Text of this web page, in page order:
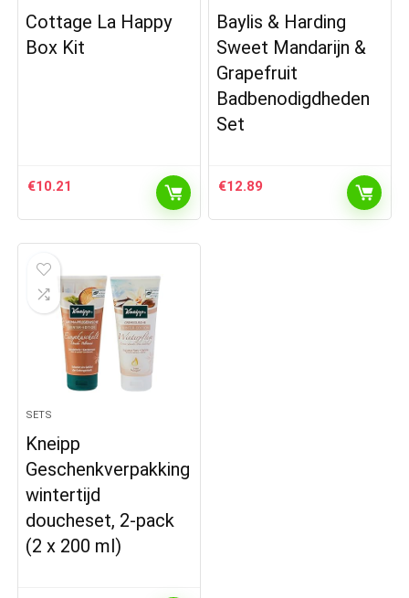
Cottage La Happy
Box Kit
€10.21
Baylis & Harding
Sweet Mandarijn &
Grapefruit
Badbenodigdheden
Set
€12.89
SETS
Kneipp
Geschenkverpakking
wintertijd
doucheset, 2-pack
(2 x 200 ml)